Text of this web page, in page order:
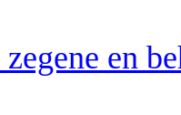
zegene en